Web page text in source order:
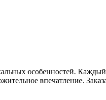
особенностей.
впечатление.